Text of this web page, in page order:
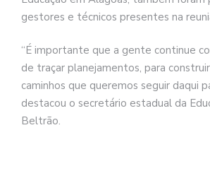
gestores e técnicos presentes na
“É importante que a gente continue
de traçar planejamentos, para
caminhos que queremos seguir daqui
destacou o secretário estadual da
Beltrão.